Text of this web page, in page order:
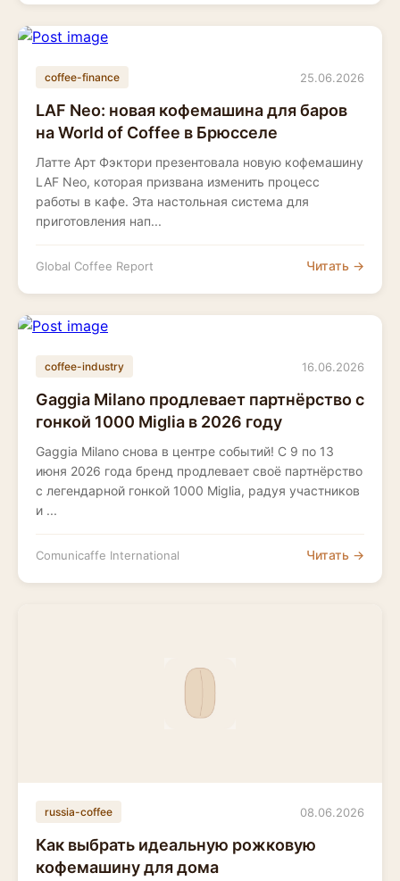
coffee-finance 25.06.2026
LAF Neo: новая кофемашина для баров
на World of Coffee в Брюсселе
Латте Арт Фэктори презентовала новую кофемашину
LAF Neo, которая призвана изменить процесс
работы в кафе. Эта настольная система для
приготовления нап...
Global Coffee Report Читать →
coffee-industry 16.06.2026
Gaggia Milano продлевает партнёрство с
гонкой 1000 Miglia в 2026 году
Gaggia Milano снова в центре событий! С 9 по 13
июня 2026 года бренд продлевает своё партнёрство
с легендарной гонкой 1000 Miglia, радуя участников
и ...
Comunicaffe International Читать →
russia-coffee 08.06.2026
Как выбрать идеальную рожковую
кофемашину для дома